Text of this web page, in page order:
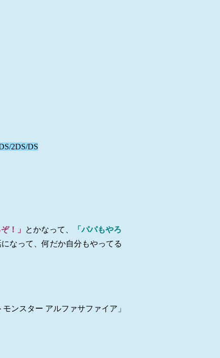
2DS/DS
！」 とかなって、
「パパもやろ
なって、何だか自分もやってる
ンスター アルファサファイア」